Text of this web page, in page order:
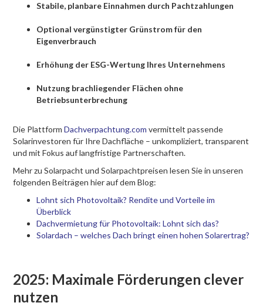
Stabile, planbare Einnahmen durch Pachtzahlungen
Optional vergünstigter Grünstrom für den
Eigenverbrauch
Erhöhung der ESG-Wertung Ihres Unternehmens
Nutzung brachliegender Flächen ohne
Betriebsunterbrechung
Die Plattform Dachverpachtung.com vermittelt passende
Solarinvestoren für Ihre Dachfläche – unkompliziert, transparent
und mit Fokus auf langfristige Partnerschaften.
Mehr zu Solarpacht und Solarpachtpreisen lesen Sie in unseren
folgenden Beiträgen hier auf dem Blog:
Lohnt sich Photovoltaik? Rendite und Vorteile im
Überblick
Dachvermietung für Photovoltaik: Lohnt sich das?
Solardach – welches Dach bringt einen hohen Solarertrag?
2025: Maximale Förderungen clever
nutzen